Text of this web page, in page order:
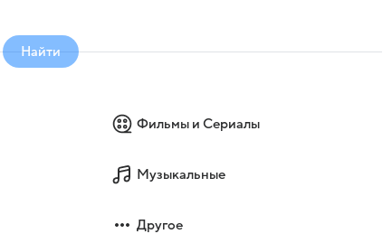
Найти
Фильмы и Сериалы
Музыкальные
Другое